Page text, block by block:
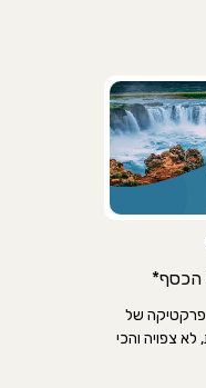
הכסף*
של
צפויה והכי